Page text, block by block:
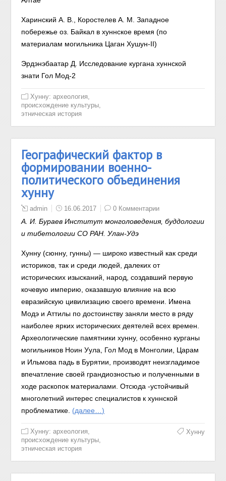
Харинский А. В., Коростелев А. М. Западное
побережье оз. Байкал в хуннское время (по
материалам могильника Цаган Хушун-II)
Эрдэнэбаатар Д. Исследование кургана хуннской
знати Гол Мод-2
Хунну: археология,
происхождение культуры,
этническая история
Географический фактор в
формировании военно-
политического объединения
хунну
admin 16.06.2017 0 Комментарии
А. И. Бураев Институт монголоведения, буддологии
и тибетологии СО РАН.Улан-Удэ
Хунну (сюнну, гунны) — широко известный как среди
историков, так и среди людей, далеких от
исторических изысканий, народ, создавший первую
кочевую империю, оказавшую влияние на всю
евразийскую цивилизацию своего времени. Имена
Модэ и Аттилы по достоинству заняли место в ряду
наиболее ярких исторических деятелей всех времен.
Археологические памятники хунну, особенно курганы
могильников Ноин Уула, Гол Мод в Монголии, Царам
и Ильмова падь в Бурятии, производят неизгладимое
впечатление своей грандиозностью и полученными в
ходе раскопок материалами. Отсюда -устойчивый
многолетний интерес специалистов к хуннской
проблематике. (далее…)
Хунну: археология,
происхождение культуры,
этническая история
Хунну